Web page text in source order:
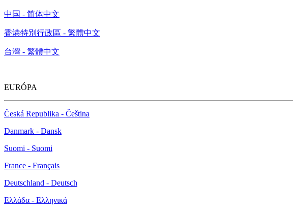
中国 - 简体中文
香港特別行政區 - 繁體中文
台灣 - 繁體中文
EURÓPA
Česká Republika - Čeština
Danmark - Dansk
Suomi - Suomi
France - Français
Deutschland - Deutsch
Ελλάδα - Ελληνικά